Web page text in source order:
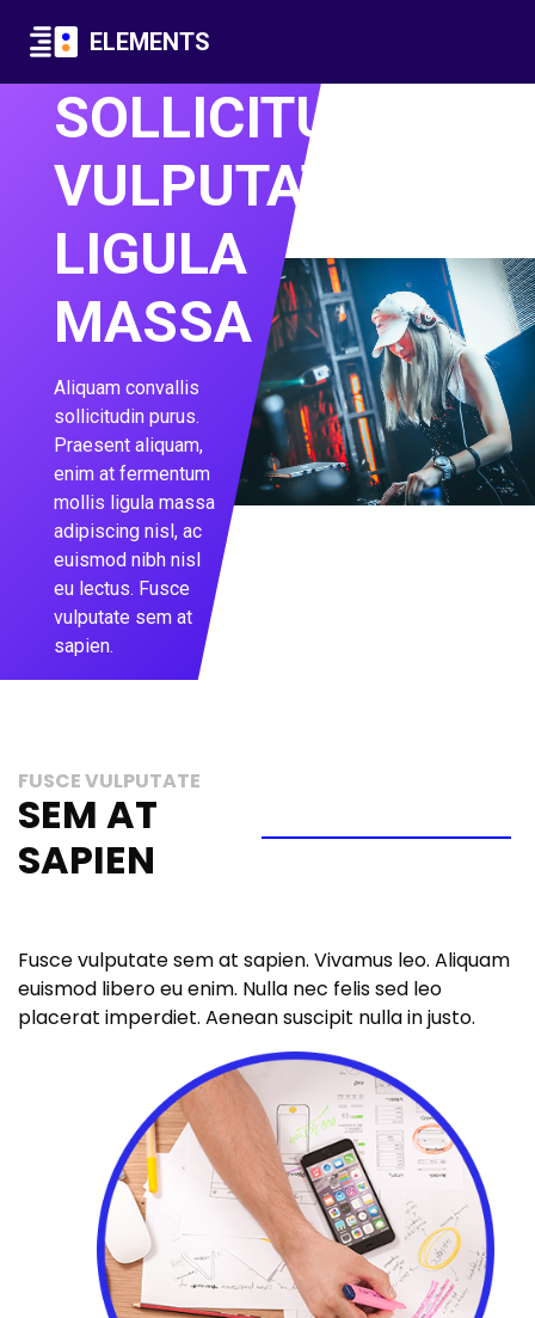
ELEMENTS
SOLLICITUDIN
VULPUTATE
LIGULA
MASSA
Aliquam convallis
sollicitudin purus.
Praesent aliquam,
enim at fermentum
mollis ligula massa
adipiscing nisl, ac
euismod nibh nisl
eu lectus. Fusce
vulputate sem at
sapien.
FUSCE VULPUTATE
SEM AT
SAPIEN
Fusce vulputate sem at sapien. Vivamus leo. Aliquam
euismod libero eu enim. Nulla nec felis sed leo
placerat imperdiet. Aenean suscipit nulla in justo.